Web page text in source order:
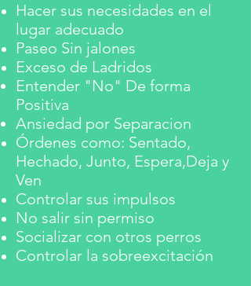
Hacer sus necesidades en el
lugar adecuado
Paseo Sin jalones
Exceso de Ladridos
Entender "No" De forma
Positiva
Ansiedad por Separacion
Órdenes como: Sentado,
Hechado, Junto, Espera,Deja y
Ven
Controlar sus impulsos
No salir sin permiso
Socializar con otros perros
Controlar la sobreexcitación